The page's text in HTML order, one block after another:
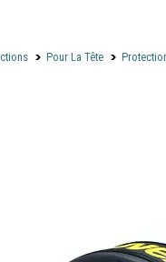
Pour La Tête